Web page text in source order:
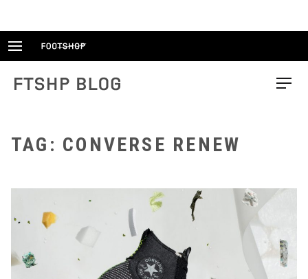
FTSHP blog Menu
TAG: CONVERSE RENEW